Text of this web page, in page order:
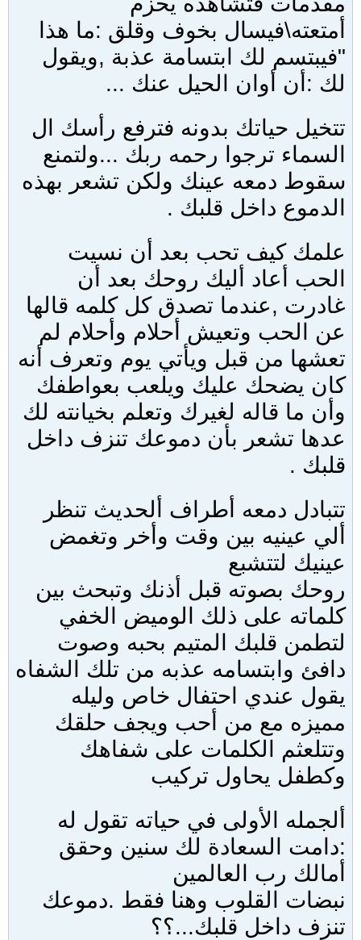
أمتعته\فيسال بخوف وقلق :ما هذا
"فيبتسم لك ابتسامة عذبة ,ويقول
لك :أن أوان الحيل عنك ...
تتخيل حياتك بدونه فترفع رأسك ال
السماء ترجوا رحمه ربك ...ولتمنع
سقوط دمعه عينك ولكن تشعر بهذه
الدموع داخل قلبك .
علمك كيف تحب بعد أن نسيت
الحب أعاد أليك روحك بعد أن
غادرت ,عندما تصدق كل كلمه قالها
عن الحب وتعيش أحلام وأحلام لم
تعشها من قبل ويأتي يوم وتعرف أنه
كان يضحك عليك ويلعب بعواطفك
وأن ما قاله لغيرك وتعلم بخيانته لك
عدها تشعر بأن دموعك تنزف داخل
قلبك .
تتبادل دمعه أطراف ألحديث تنظر
ألي عينيه بين وقت وأخر وتغمض
عينيك لتتشبع
روحك بصوته قبل أذنك وتبحث بين
كلماته على ذلك الوميض الخفي
لتطمن قلبك المتيم بحبه وصوت
دافئ وابتسامه عذبه من تلك الشفاه
يقول عندي احتفال خاص وليله
مميزه مع من أحب ويجف حلقك
وتتلعثم الكلمات على شفاهك
وكطفل يحاول تركيب
ألجمله الأولى في حياته تقول له
:دامت السعادة لك سنين وحقق
أمالك رب العالمين
نبضات القلوب وهنا فقط .دموعك
تنزف داخل قلبك...؟؟